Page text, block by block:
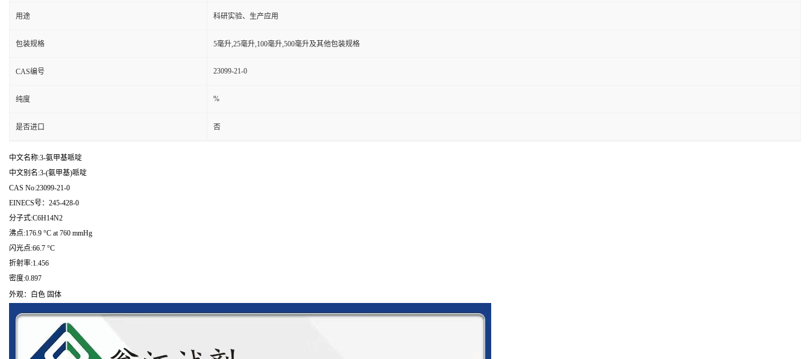
用途 科研实验、生产应用
包装规格 5毫升,25毫升,100毫升,500毫升及其他包装规格
CAS编号 23099-21-0
纯度 %
是否进口 否
中文名称:3-氨甲基哌啶
中文别名:3-(氨甲基)哌啶
CAS No:23099-21-0
EINECS号：245-428-0
分子式:C6H14N2
沸点:176.9 °C at 760 mmHg
闪光点:66.7 °C
折射率:1.456
密度:0.897
外观：白色 固体